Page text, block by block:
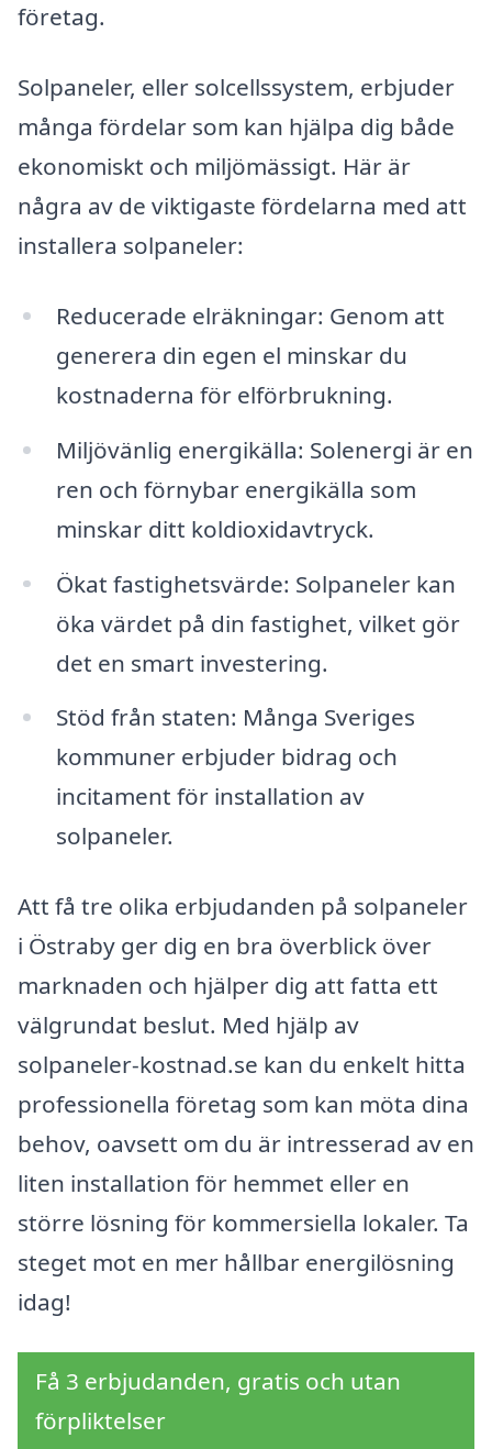
företag.
Solpaneler, eller solcellssystem, erbjuder
många fördelar som kan hjälpa dig både
ekonomiskt och miljömässigt. Här är
några av de viktigaste fördelarna med att
installera solpaneler:
Reducerade elräkningar: Genom att
generera din egen el minskar du
kostnaderna för elförbrukning.
Miljövänlig energikälla: Solenergi är en
ren och förnybar energikälla som
minskar ditt koldioxidavtryck.
Ökat fastighetsvärde: Solpaneler kan
öka värdet på din fastighet, vilket gör
det en smart investering.
Stöd från staten: Många Sveriges
kommuner erbjuder bidrag och
incitament för installation av
solpaneler.
Att få tre olika erbjudanden på solpaneler
i Östraby ger dig en bra överblick över
marknaden och hjälper dig att fatta ett
välgrundat beslut. Med hjälp av
solpaneler-kostnad.se kan du enkelt hitta
professionella företag som kan möta dina
behov, oavsett om du är intresserad av en
liten installation för hemmet eller en
större lösning för kommersiella lokaler. Ta
steget mot en mer hållbar energilösning
idag!
Få 3 erbjudanden, gratis och utan
förpliktelser